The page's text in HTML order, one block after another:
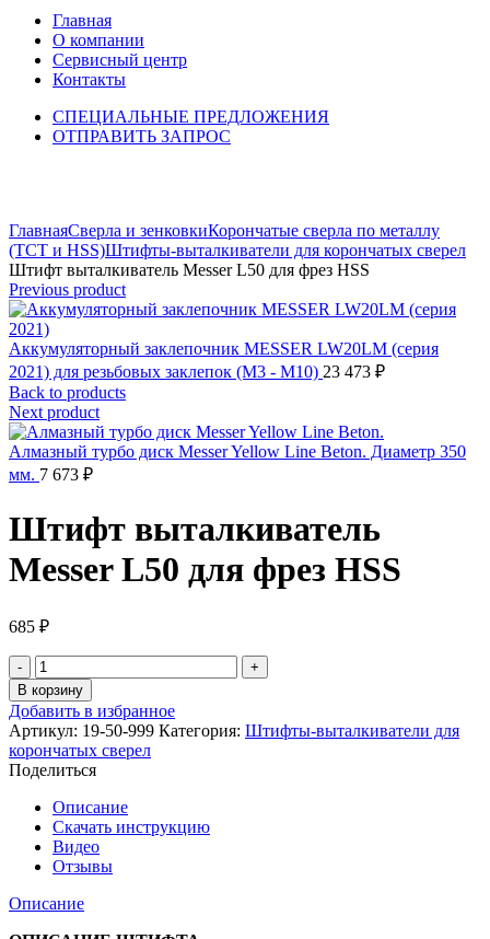
Главная
О компании
Сервисный центр
Контакты
СПЕЦИАЛЬНЫЕ ПРЕДЛОЖЕНИЯ
ОТПРАВИТЬ ЗАПРОС
ГлавнаяСверла и зенковкиКорончатые сверла по металлу
(TCT и HSS)Штифты-выталкиватели для корончатых сверел
Штифт выталкиватель Messer L50 для фрез HSS
Previous product
Аккумуляторный заклепочник MESSER LW20LM (серия
2021) для резьбовых заклепок (М3 - М10) 23 473 ₽
Back to products
Next product
Алмазный турбо диск Messer Yellow Line Beton. Диаметр 350
мм. 7 673 ₽
Штифт выталкиватель
Messer L50 для фрез HSS
685 ₽
Количество
товара
Штифт
выталкиватель
Messer
L50
для
фрез
HSS
В корзину
Добавить в избранное
Артикул: 19-50-999 Категория: Штифты-выталкиватели для
корончатых сверел
Поделиться
Описание
Скачать инструкцию
Видео
Отзывы
Описание